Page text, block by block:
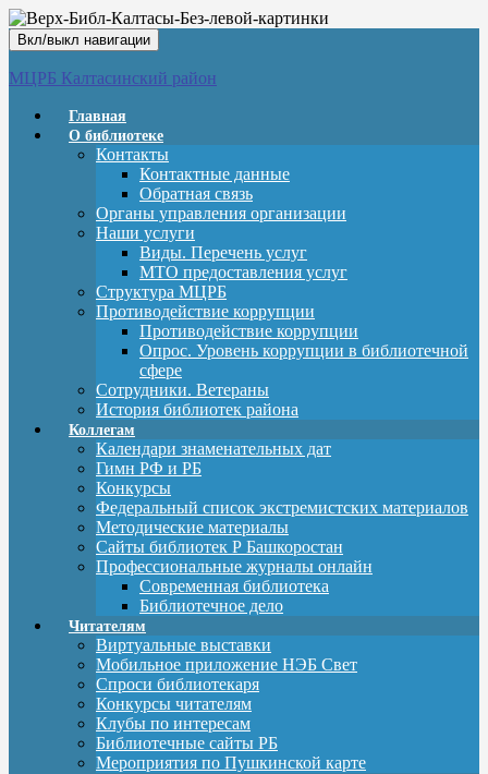
Вкл/выкл навигации
МЦРБ Калтасинский район
Главная
О библиотеке
Контакты
Контактные данные
Обратная связь
Органы управления организации
Наши услуги
Виды. Перечень услуг
МТО предоставления услуг
Структура МЦРБ
Противодействие коррупции
Противодействие коррупции
Опрос. Уровень коррупции в библиотечной
сфере
Сотрудники. Ветераны
История библиотек района
Коллегам
Календари знаменательных дат
Гимн РФ и РБ
Конкурсы
Федеральный список экстремистских материалов
Методические материалы
Сайты библиотек Р Башкоростан
Профессиональные журналы онлайн
Современная библиотека
Библиотечное дело
Читателям
Виртуальные выставки
Мобильное приложение НЭБ Свет
Спроси библиотекаря
Конкурсы читателям
Клубы по интересам
Библиотечные сайты РБ
Мероприятия по Пушкинской карте